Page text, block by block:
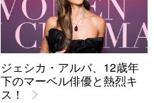
ジェシカ・アルバ、12歳年
下のマーベル俳優と熱烈キ
ス！